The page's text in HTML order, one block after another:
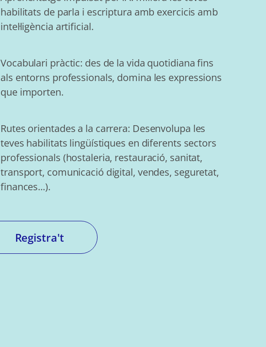
habilitats de parla i escriptura amb exercicis amb
intel·ligència artificial.
Vocabulari pràctic: des de la vida quotidiana fins
als entorns professionals, domina les expressions
que importen.
Rutes orientades a la carrera: Desenvolupa les
teves habilitats lingüístiques en diferents sectors
professionals (hostaleria, restauració, sanitat,
transport, comunicació digital, vendes, seguretat,
finances...).
Registra't